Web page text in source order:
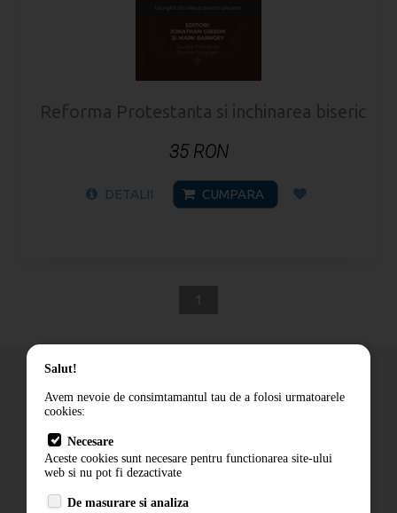
Reforma Protestanta si inchinarea bisericii
35 RON
DETALII CUMPARA
Cum comand
Livrare
Contact
Salut!
Avem nevoie de consimtamantul tau de a folosi urmatoarele
cookies:
Necesare
Aceste cookies sunt necesare pentru functionarea site-ului
web si nu pot fi dezactivate
De masurare si analiza